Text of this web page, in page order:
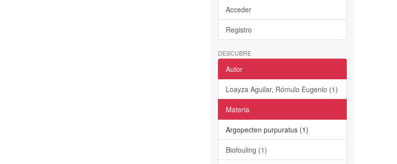
Acceder
Registro
DESCUBRE
Autor
Loayza Aguilar, Rómulo Eugenio (1)
Materia
Argopecten purpuratus (1)
Biofouling (1)